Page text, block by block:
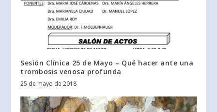
Sesión Clínica 25 de Mayo – Qué hacer ante una
trombosis venosa profunda
25 de mayo de 2018